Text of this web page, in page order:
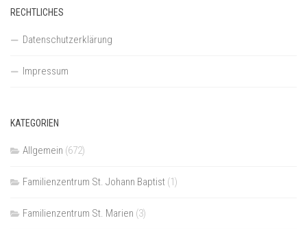
RECHTLICHES
Datenschutzerklärung
Impressum
KATEGORIEN
Allgemein (672)
Familienzentrum St. Johann Baptist (1)
Familienzentrum St. Marien (3)